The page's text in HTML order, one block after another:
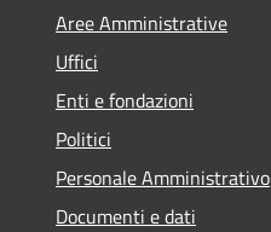
Aree Amministrative
Uffici
Enti e fondazioni
Politici
Personale Amministrativo
Documenti e dati